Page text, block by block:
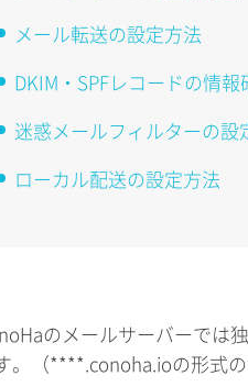
メール転送の設定方法
DKIM・SPFレコードの情報
迷惑メールフィルターの設
ローカル配送の設定方法
のメールサーバーでは
。（****.conoha.ioの形式